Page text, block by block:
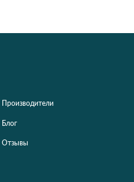
Производители
Блог
Отзывы